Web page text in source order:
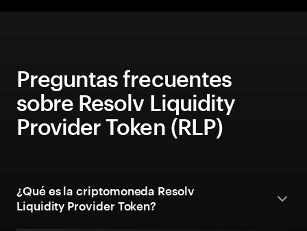
Preguntas frecuentes
sobre Resolv Liquidity
Provider Token (RLP)
¿Qué es la criptomoneda Resolv
Liquidity Provider Token?